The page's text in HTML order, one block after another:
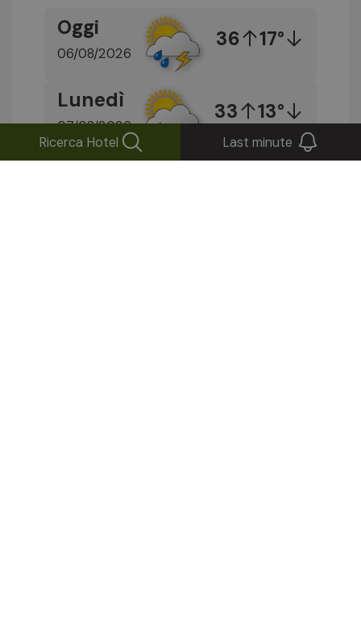
Oggi
06/08/2026
36 17°
Lunedì
07/08/2026
33 13°
Ricerca Hotel Last minute